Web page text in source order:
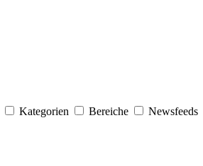
Kategorien Bereiche Newsfeeds